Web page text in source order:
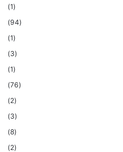
(1)
(94)
(1)
(3)
(1)
(76)
(2)
(3)
(8)
(2)